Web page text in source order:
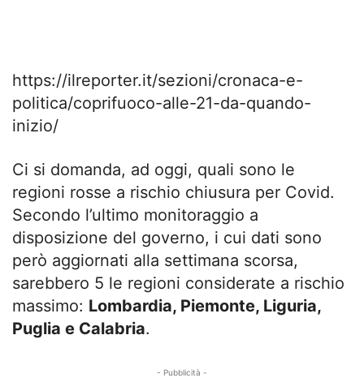
https://ilreporter.it/sezioni/cronaca-e-
politica/coprifuoco-alle-21-da-quando-
inizio/
Ci si domanda, ad oggi, quali sono le
regioni rosse a rischio chiusura per Covid.
Secondo l’ultimo monitoraggio a
disposizione del governo, i cui dati sono
però aggiornati alla settimana scorsa,
sarebbero 5 le regioni considerate a rischio
massimo: Lombardia, Piemonte, Liguria,
Puglia e Calabria.
- Pubblicità -